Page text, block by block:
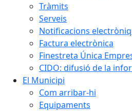
Tràmits
Serveis
Notificacions
Factura electrònica
Finestreta Única
CIDO: difusió de la
El Municipi
Com arribar-hi
Equipaments